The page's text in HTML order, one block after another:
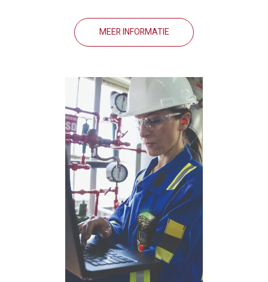
MEER INFORMATIE